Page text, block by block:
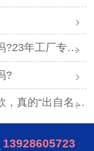
工厂专业解答
?
“出自名门”吗？
13928605723